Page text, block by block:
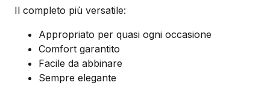
Il completo più versatile:
Appropriato per quasi ogni occasione
Comfort garantito
Facile da abbinare
Sempre elegante